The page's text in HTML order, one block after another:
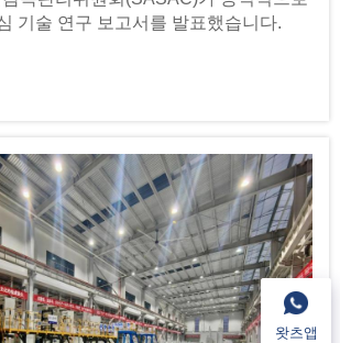
기술 연구 보고서를 발표했습니다.
왓츠앱